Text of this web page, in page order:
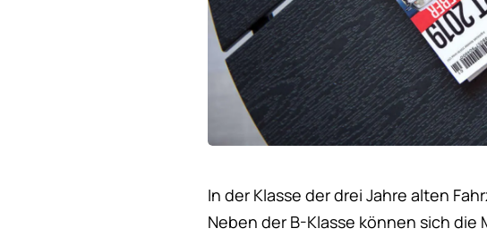
In der Klasse der drei Jahre alten
Neben der B-Klasse können sich die